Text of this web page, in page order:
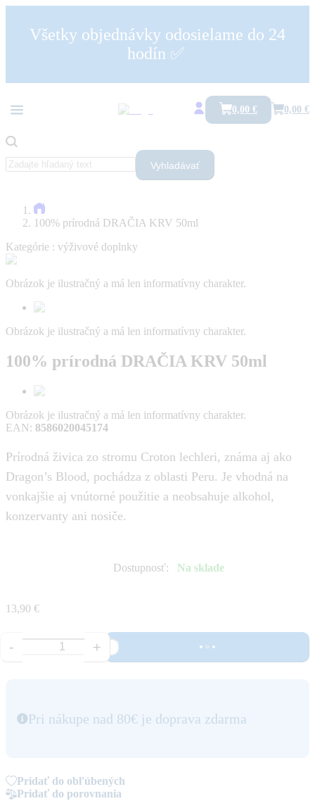
Všetky objednávky odosielame do 24
hodín ✅
Vyhladávať
0,00 € 0,00 €
100% prírodná DRAČIA KRV 50ml
Kategórie : výživové doplnky
Obrázok je ilustračný a má len informatívny charakter.
Obrázok je ilustračný a má len informatívny charakter.
100% prírodná DRAČIA KRV 50ml
Obrázok je ilustračný a má len informatívny charakter.
EAN: 8586020045174
Prírodná živica zo stromu Croton lechleri, známa aj ako
Dragon’s Blood, pochádza z oblasti Peru. Je vhodná na
vonkajšie aj vnútorné použitie a neobsahuje alkohol,
konzervanty ani nosiče.
Dostupnosť: Na sklade
13,90 €
- +
Pri nákupe nad 80€ je doprava zdarma
Pridať do obľúbených
Pridať do porovnania